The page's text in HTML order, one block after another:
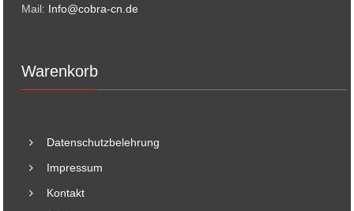
Mail: Info@cobra-cn.de
Warenkorb
Datenschutzbelehrung
Impressum
Kontakt